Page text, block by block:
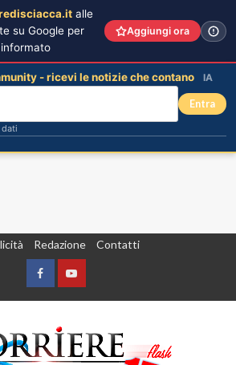
Redazione Contatti
FacebookYountube
alle
su Google per
Aggiungi ora
- ricevi le notizie che contano IA
Entra